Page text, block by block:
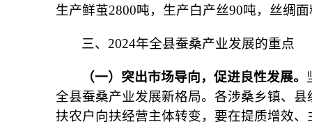
生产鲜茧2800吨，生产白产丝90吨，丝绸
三、2024年全县蚕桑产业发展的重点
（一）突出市场导向，促进良性发展。
全县蚕桑产业发展新格局。各涉桑乡镇、
扶农户向扶经营主体转变，要在提质增效